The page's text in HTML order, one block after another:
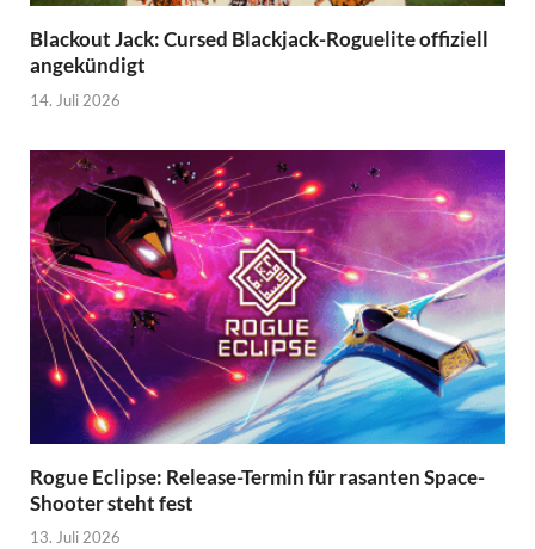
Blackout Jack: Cursed Blackjack-Roguelite offiziell
angekündigt
14. Juli 2026
Rogue Eclipse: Release-Termin für rasanten Space-
Shooter steht fest
13. Juli 2026